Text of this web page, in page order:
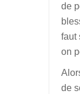
de
faut
on
de